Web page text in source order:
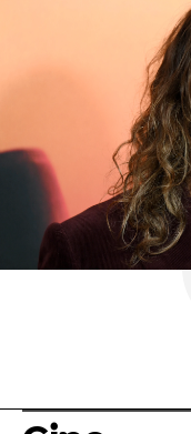
Jason Momoa
» Cine